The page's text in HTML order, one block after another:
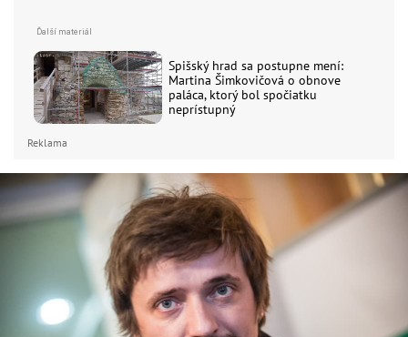
Spišský hrad sa postupne mení:
Martina Šimkovičová o obnove
paláca, ktorý bol spočiatku
neprístupný
Reklama